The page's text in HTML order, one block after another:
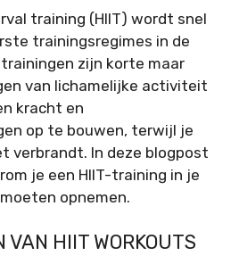
training (HIIT) wordt snel
trainingsregimes in de
zijn korte maar
van lichamelijke activiteit
kracht en
op te bouwen, terwijl je
verbrandt. In deze blogpost
je een HIIT-training in je
opnemen.
VAN HIIT WORKOUTS